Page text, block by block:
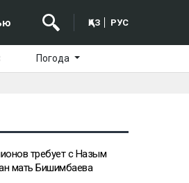
ҚАЗ РУС
Погода
требует с Назым
мать Бишимбаева